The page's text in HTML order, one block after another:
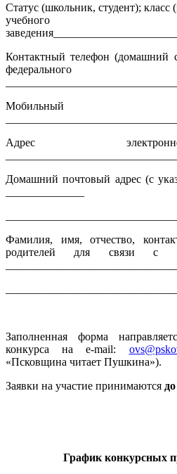
Статус (школьник, студент); класс
учебного
Контактный телефон (домашний
Мобильный
Адрес
Домашний почтовый адрес (с
Фамилия, имя, отчество,
родителей для связи с
Заполненная форма
конкурса на e-mail:
«Псковщина читает Пушкина»).
Заявки на участие принимаются до
График конкурсных